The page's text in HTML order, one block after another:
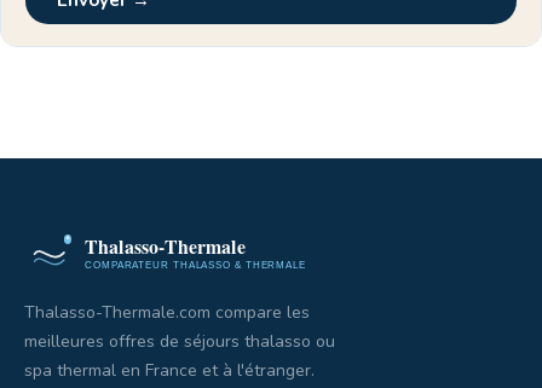
Thalasso-Thermale.com compare les
meilleures offres de séjours thalasso ou
spa thermal en France et à l'étranger.